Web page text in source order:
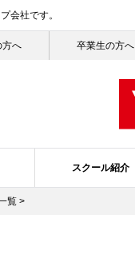
会社です。
方へ 卒業生の方へ
スクール紹介
覧 >